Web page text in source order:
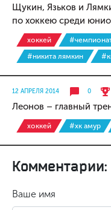
Щукин, Язьков и
по хоккею среди
хоккей
#никита лямкин
12 АПРЕЛЯ 2014 0
Леонов – главный
хоккей #хк амур
Ваше имя